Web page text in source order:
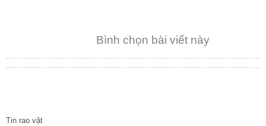
Bình chọn bài viết này
Tin rao vặt